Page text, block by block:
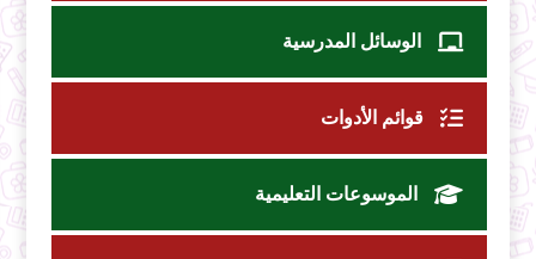
الوسائل المدرسية
قوائم الأدوات
الموسوعات التعليمية